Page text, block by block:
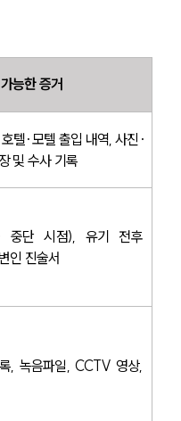
능한 증거
텔·모텔 출입 내역, 사진·
및 수사 기록
중단 시점), 유기 전후
인 진술서
, 녹음파일, CCTV 영상,